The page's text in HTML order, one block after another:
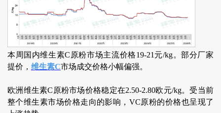
本周国内维生素C原粉市场主流价格19-21元/kg。部分厂家
提价， 维生素C市场成交价格小幅偏强。
欧洲维生素C原粉市场价格稳定在2.50-2.80欧元/kg。受当前
整个维生素市场价格走向的影响，VC原粉的价格也呈现了